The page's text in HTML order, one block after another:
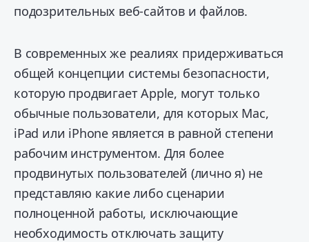
подозрительных веб-сайтов и файлов.
В современных же реалиях придерживаться
общей концепции системы безопасности,
которую продвигает Apple, могут только
обычные пользователи, для которых Mac,
iPad или iPhone является в равной степени
рабочим инструментом. Для более
продвинутых пользователей (лично я) не
представляю какие либо сценарии
полноценной работы, исключающие
необходимость отключать защиту